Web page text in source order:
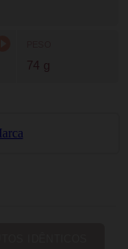
74 g